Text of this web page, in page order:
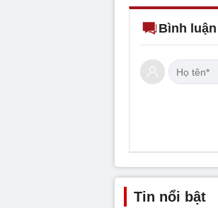
Bình luận
Tin nổi bật